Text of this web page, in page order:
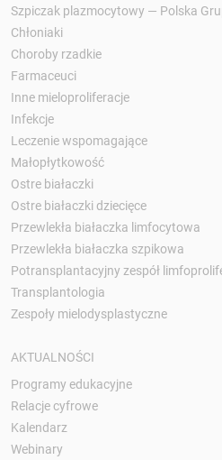
Szpiczak plazmocytowy — Polska
Chłoniaki
Choroby rzadkie
Farmaceuci
Inne mieloproliferacje
Infekcje
Leczenie wspomagające
Małopłytkowość
Ostre białaczki
Ostre białaczki dziecięce
Przewlekła białaczka limfocytowa
Przewlekła białaczka szpikowa
Potransplantacyjny zespół
Transplantologia
Zespoły mielodysplastyczne
AKTUALNOŚCI
Programy edukacyjne
Relacje cyfrowe
Kalendarz
Webinary